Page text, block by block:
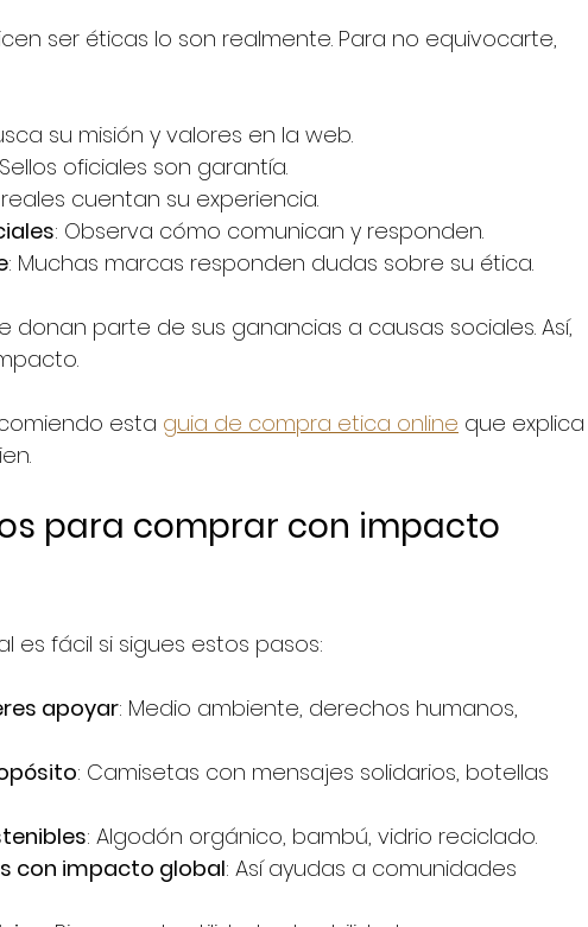
ser éticas lo son realmente. Para no equivocarte,
su misión y valores en la web.
oficiales son garantía.
cuentan su experiencia.
: Observa cómo comunican y responden.
: Muchas marcas responden dudas sobre su ética.
donan parte de sus ganancias a causas sociales. Así,
esta guia de compra etica online que explica
para comprar con impacto
es fácil si sigues estos pasos:
apoyar: Medio ambiente, derechos humanos,
: Camisetas con mensajes solidarios, botellas
: Algodón orgánico, bambú, vidrio reciclado.
con impacto global: Así ayudas a comunidades